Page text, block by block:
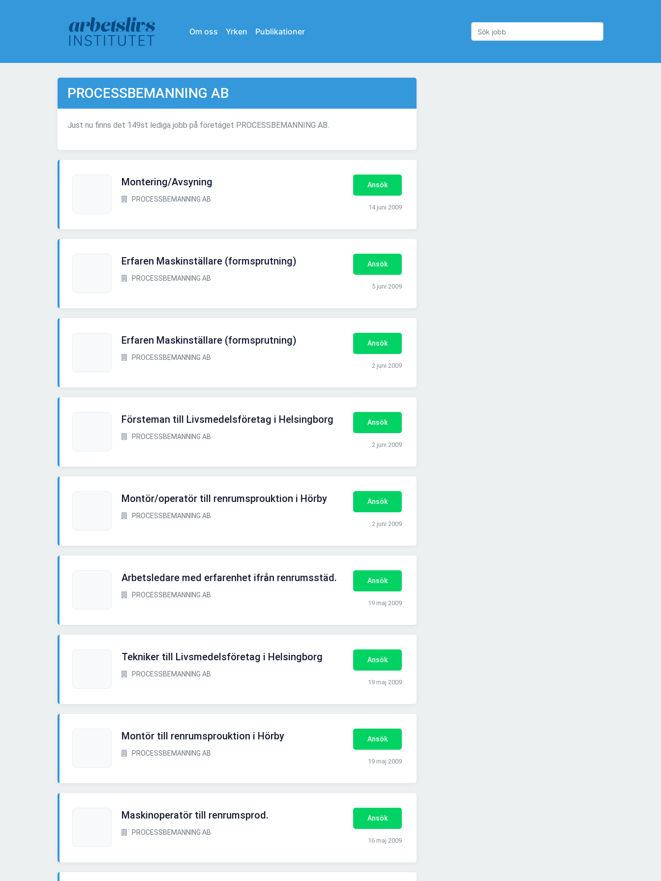
Om oss Yrken Publikationer
PROCESSBEMANNING AB
Just nu finns det 149st lediga jobb på företaget PROCESSBEMANNING AB.
Montering/Avsyning
PROCESSBEMANNING AB
Ansök
14 juni 2009
Erfaren Maskinställare (formsprutning)
PROCESSBEMANNING AB
Ansök
5 juni 2009
Erfaren Maskinställare (formsprutning)
PROCESSBEMANNING AB
Ansök
2 juni 2009
Försteman till Livsmedelsföretag i Helsingborg
PROCESSBEMANNING AB
Ansök
2 juni 2009
Montör/operatör till renrumsprouktion i Hörby
PROCESSBEMANNING AB
Ansök
2 juni 2009
Arbetsledare med erfarenhet ifrån renrumsstäd.
PROCESSBEMANNING AB
Ansök
19 maj 2009
Tekniker till Livsmedelsföretag i Helsingborg
PROCESSBEMANNING AB
Ansök
19 maj 2009
Montör till renrumsprouktion i Hörby
PROCESSBEMANNING AB
Ansök
19 maj 2009
Maskinoperatör till renrumsprod.
PROCESSBEMANNING AB
Ansök
16 maj 2009